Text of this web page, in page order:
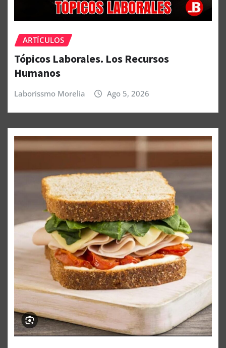
ARTÍCULOS
Tópicos Laborales. Los Recursos
Humanos
Laborissmo Morelia Ago 5, 2026